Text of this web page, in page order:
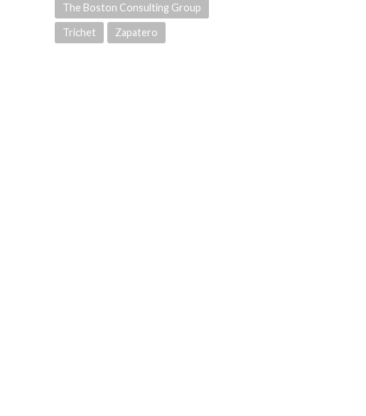
The Boston Consulting Group
Trichet Zapatero